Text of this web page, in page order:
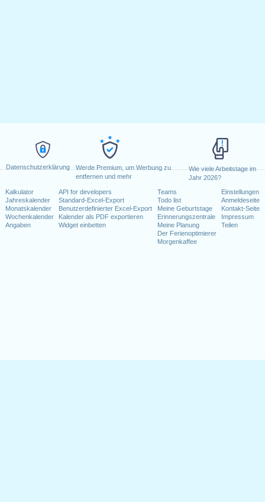
Datenschutzerklärung
Werde Premium, um Werbung zu
entfernen und mehr
Wie viele Arbeitstage im
Jahr 2026?
Kalkulator
Jahreskalender
Monatskalender
Wochenkalender
Angaben
API for developers
Standard-Excel-Export
Benutzerdefinierter Excel-Export
Kalender als PDF exportieren
Widget einbetten
Teams
Todo list
Meine Geburtstage
Erinnerungszentrale
Meine Planung
Der Ferienoptimierer
Morgenkaffee
Einstellungen
Anmeldeseite
Kontakt-Seite
Impressum
Teilen